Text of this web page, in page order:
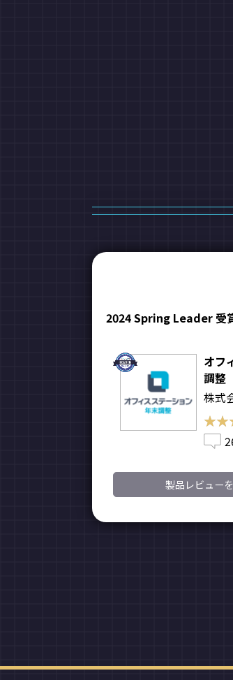
2024 Spring Leader 受
オフ
調整
株式
製品レビュー